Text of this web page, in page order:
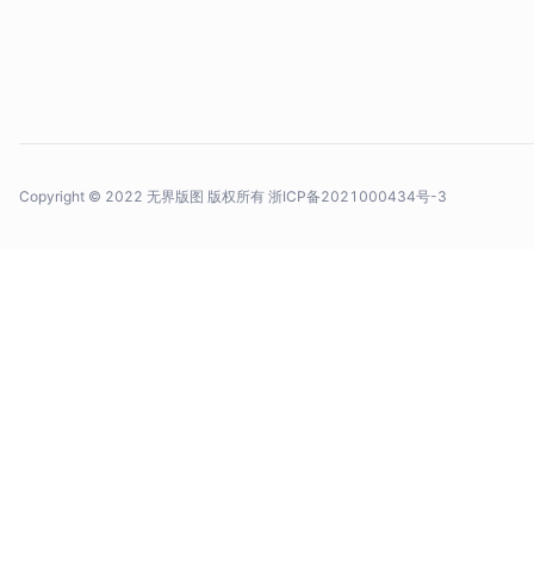
Copyright © 2022 无界版图 版权所有 浙ICP备2021000434号-3